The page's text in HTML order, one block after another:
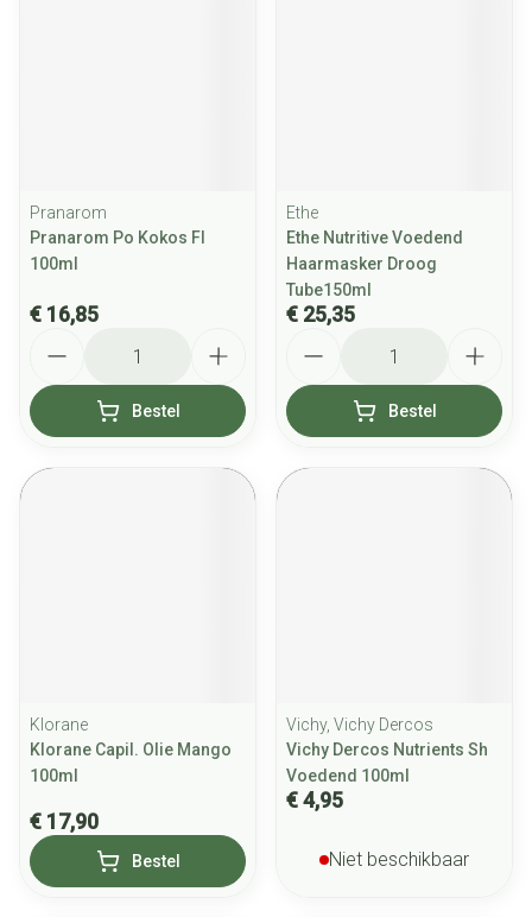
Pranarom
Pranarom Po Kokos Fl
100ml
€ 16,85
Bestel
Ethe
Ethe Nutritive Voedend
Haarmasker Droog
Tube150ml
€ 25,35
Bestel
Klorane
Klorane Capil. Olie Mango
100ml
€ 17,90
Bestel
Vichy, Vichy Dercos
Vichy Dercos Nutrients Sh
Voedend 100ml
€ 4,95
Niet beschikbaar